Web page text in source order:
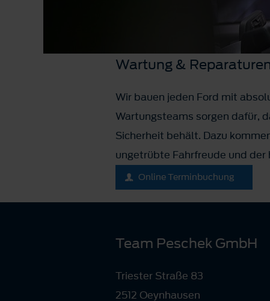
Wartung & Reparaturen
Wir bauen jeden Ford mit
Wartungsteams sorgen dafür,
Sicherheit behält. Dazu
ungetrübte Fahrfreude und
Online Terminbuchung
Team Peschek GmbH
Triester Straße 83
2512 Oeynhausen